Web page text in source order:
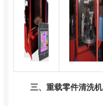
三、重载零件清洗机